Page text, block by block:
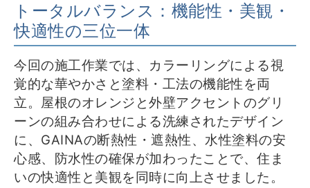
トータルバランス：機能性・美観・
快適性の三位一体
今回の施工作業では、カラーリングによる視
覚的な華やかさと塗料・工法の機能性を両
立。屋根のオレンジと外壁アクセントのグリ
ーンの組み合わせによる洗練されたデザイン
に、GAINAの断熱性・遮熱性、水性塗料の安
心感、防水性の確保が加わったことで、住ま
いの快適性と美観を同時に向上させました。